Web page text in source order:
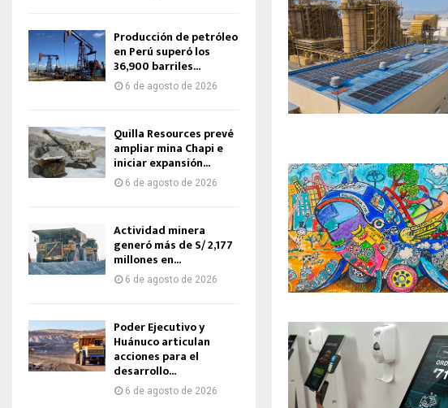
Producción de petróleo
en Perú superó los
36,900 barriles...
6 de agosto de 2026
Quilla Resources prevé
ampliar mina Chapi e
iniciar expansión...
6 de agosto de 2026
Actividad minera
generó más de S/ 2,177
millones en...
6 de agosto de 2026
Poder Ejecutivo y
Huánuco articulan
acciones para el
desarrollo...
6 de agosto de 2026